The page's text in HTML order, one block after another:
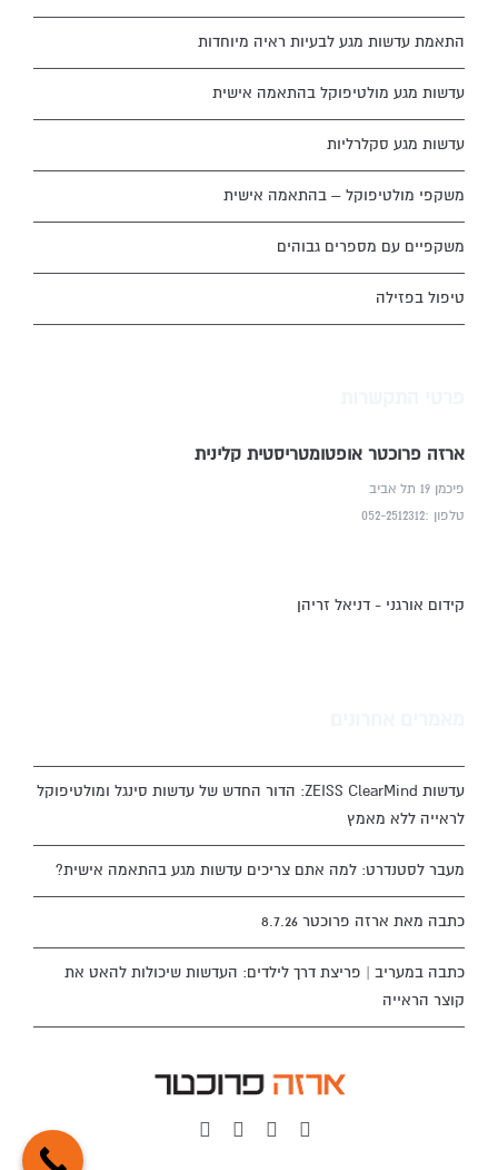
התאמת עדשות מגע לבעיות ראיה מיוחדות
עדשות מגע מולטיפוקל בהתאמה אישית
עדשות מגע סקלרליות
משקפי מולטיפוקל – בהתאמה אישית
משקפיים עם מספרים גבוהים
טיפול בפזילה
ארזה פרוכטר אופטומטריסטית קלינית
פיכמן 19 תל אביב
טלפון :052-2512312
קידום אורגני - דניאל זריהן
עדשות ZEISS ClearMind: הדור החדש של עדשות סינגל ומולטיפוקל
לראייה ללא מאמץ
מעבר לסטנדרט: למה אתם צריכים עדשות מגע בהתאמה אישית?
כתבה מאת ארזה פרוכטר 8.7.26
כתבה במעריב | פריצת דרך לילדים: העדשות שיכולות להאט את
קוצר הראייה